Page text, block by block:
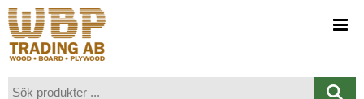
Visa varukorgen